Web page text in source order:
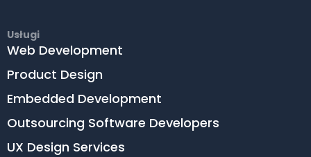
Usługi
Web Development
Product Design
Embedded Development
Outsourcing Software Developers
UX Design Services